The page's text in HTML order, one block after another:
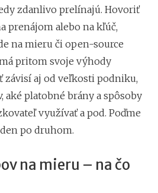
zdanlivo prelínajú. Hovoriť
prenájom alebo na kľúč,
na mieru či open-source
pritom svoje výhody
závisí aj od veľkosti podniku,
aké platobné brány a spôsoby
využívať a pod. Poďme
po druhom.
na mieru – na čo